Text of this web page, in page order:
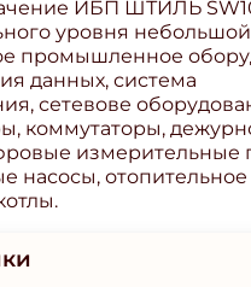
ИБП ШТИЛЬ
уровня небольшой
промышленное
данных, система
сетевове
коммутаторы,
измерительные
насосы, отопительное